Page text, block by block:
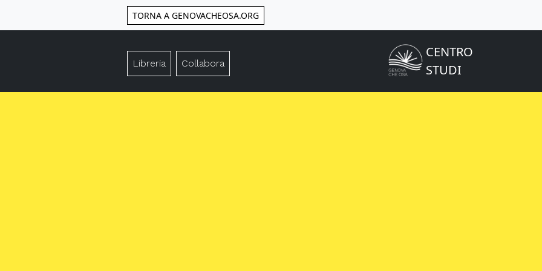
TORNA A GENOVACHEOSA.ORG
CENTRO
STUDI
Libreria Collabora